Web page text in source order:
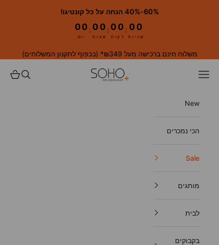
60%-40% הנחה על כל קונטיגו!
00
יום
: 00
שעות
: 00
דקות
: 00
שניות
משלוח חינם ברכישה מעל ₪349* ( בכפוף לתקנון המשלוחים)
SOHO. 100% Design Shop פתח תפריט ניווט פתחפתח
New
הכי נמכרים
Sale
מותגים
לבית
בקבוקים